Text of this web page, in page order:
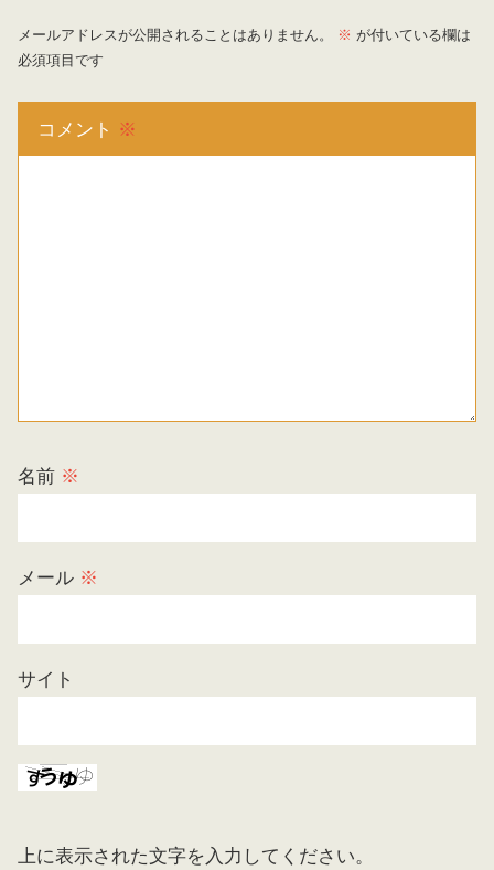
メールアドレスが公開されることはありません。 ※ が付いている欄は
必須項目です
コメント ※
名前 ※
メール ※
サイト
上に表示された文字を入力してください。